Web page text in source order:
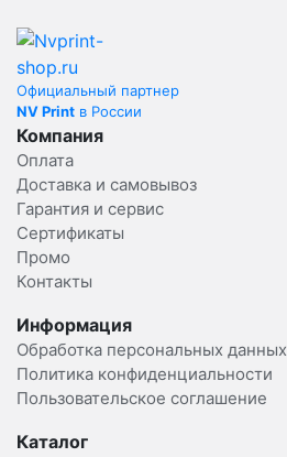
Официальный партнер
NV Print в России
Компания
Оплата
Доставка и самовывоз
Гарантия и сервис
Сертификаты
Промо
Контакты
Информация
Обработка персональных данных
Политика конфиденциальности
Пользовательское соглашение
Каталог